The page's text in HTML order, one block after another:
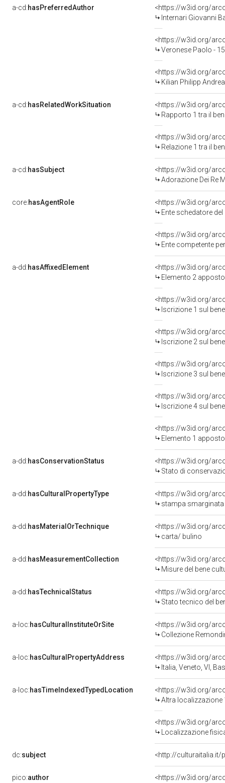
a-cd:hasPreferredAuthor
<https://w3id.org/
Internari Giovanni
<https://w3id.org/
Veronese Paolo -
<https://w3id.org/
Kilian Philipp
a-cd:hasRelatedWorkSituation
<https://w3id.org/
Rapporto 1 tra il
<https://w3id.org/
Relazione 1 tra il
a-cd:hasSubject
<https://w3id.org/
Adorazione Dei Re
core:hasAgentRole
<https://w3id.org/
Ente schedatore
<https://w3id.org/
Ente competente per tutela
a-dd:hasAffixedElement
<https://w3id.org/
Elemento 2
<https://w3id.org/
Iscrizione 1 sul
<https://w3id.org/
Iscrizione 2 sul
<https://w3id.org/
Iscrizione 3 sul
<https://w3id.org/
Iscrizione 4 sul
<https://w3id.org/
Elemento 1
a-dd:hasConservationStatus
<https://w3id.org/
Stato di
a-dd:hasCulturalPropertyType
<https://w3id.org/
stampa
a-dd:hasMaterialOrTechnique
<https://w3id.org/
carta/ bulino
a-dd:hasMeasurementCollection
<https://w3id.org/
Misure del bene
a-dd:hasTechnicalStatus
<https://w3id.org/
Stato tecnico del
a-loc:hasCulturalInstituteOrSite
<https://w3id.org/
Collezione
a-loc:hasCulturalPropertyAddress
<https://w3id.org/
Italia, Veneto, VI,
a-loc:hasTimeIndexedTypedLocation
<https://w3id.org/
Altra localizzazione
<https://w3id.org/
Localizzazione
dc:subject <http://
pico:author
<https://w3id.org/